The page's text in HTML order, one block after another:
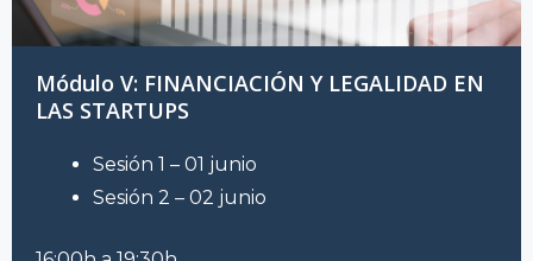
Módulo V: FINANCIACIÓN Y LEGALIDAD EN
LAS STARTUPS
Sesión 1 – 01 junio
Sesión 2 – 02 junio